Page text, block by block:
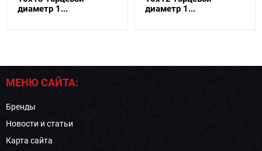
диаметр 1...
диаметр 1...
МЕНЮ САЙТА:
Бренды
Новости и статьи
Карта сайта